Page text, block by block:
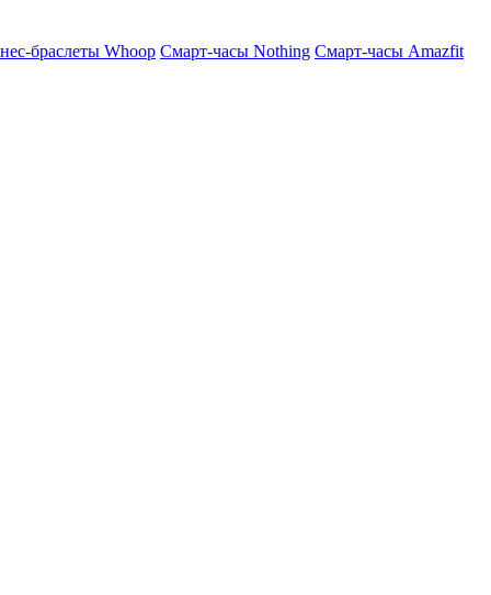
браслеты Whoop Смарт-часы Nothing Смарт-часы Amazfit